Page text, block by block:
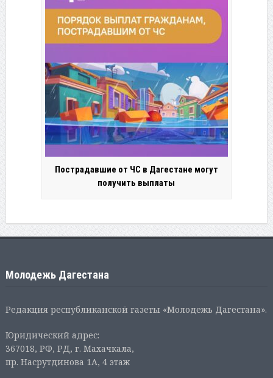
Пострадавшие от ЧС в Дагестане могут
получить выплаты
Молодежь Дагестана
Редакция республиканской газеты «Молодежь Дагестана».
Юридический адрес:
367018, РФ, РД, г. Махачкала,
пр. Насрутдинова 1А, 4 этаж